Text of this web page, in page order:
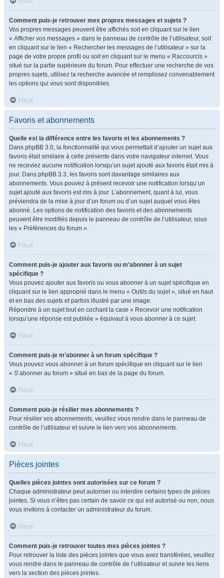
Comment puis-je retrouver mes propres messages et sujets ?
Vos propres messages peuvent être affichés soit en cliquant sur le lien
« Afficher vos messages » dans le panneau de contrôle de l’utilisateur, soit
en cliquant sur le lien « Rechercher les messages de l’utilisateur » sur la
page de votre propre profil ou soit en cliquant sur le menu « Raccourcis »
situé sur la partie supérieure du forum. Pour effectuer une recherche de vos
propres sujets, utilisez la recherche avancée et remplissez convenablement
les options qui vous sont disponibles.
Haut
Favoris et abonnements
Quelle est la différence entre les favoris et les abonnements ?
Dans phpBB 3.0, la fonctionnalité qui vous permettait d’ajouter un sujet aux
favoris était similaire à celle présente dans votre navigateur internet. Vous
ne receviez aucune notification lorsqu’un sujet ajouté aux favoris était mis à
jour. Dans phpBB 3.3, les favoris sont davantage similaires aux
abonnements. Vous pouvez à présent recevoir une notification lorsqu’un
sujet ajouté aux favoris est mis à jour. L’abonnement, quant à lui, vous
préviendra de la mise à jour d’un forum ou d’un sujet auquel vous êtes
abonné. Les options de notification des favoris et des abonnements
peuvent être modifiés depuis le panneau de contrôle de l’utilisateur, sous
les « Préférences du forum ».
Haut
Comment puis-je ajouter aux favoris ou m’abonner à un sujet
spécifique ?
Vous pouvez ajouter aux favoris ou vous abonner à un sujet spécifique en
cliquant sur le lien approprié dans le menu « Outils du sujet », situé en haut
et en bas des sujets et parfois illustré par une image.
Répondre à un sujet tout en cochant la case « Recevoir une notification
lorsqu’une réponse est publiée » équivaut à vous abonner à ce sujet.
Haut
Comment puis-je m’abonner à un forum spécifique ?
Vous pouvez vous abonner à un forum spécifique en cliquant sur le lien
« S’abonner au forum » situé en bas de la page du forum.
Haut
Comment puis-je résilier mes abonnements ?
Pour résilier vos abonnements, veuillez vous rendre dans le panneau de
contrôle de l’utilisateur et suivre le lien vers vos abonnements.
Haut
Pièces jointes
Quelles pièces jointes sont autorisées sur ce forum ?
Chaque administrateur peut autoriser ou interdire certains types de pièces
jointes. Si vous n’êtes pas certain de savoir ce qui est autorisé ou non, nous
vous invitons à contacter un administrateur du forum.
Haut
Comment puis-je retrouver toutes mes pièces jointes ?
Pour retrouver la liste des pièces jointes que vous avez transférées, veuillez
vous rendre dans le panneau de contrôle de l’utilisateur et suivre les liens
vers la section des pièces jointes.